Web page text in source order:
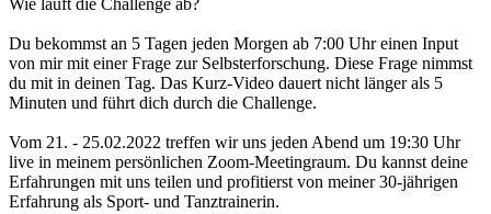
Wie läuft die Challenge ab?
Du bekommst an 5 Tagen jeden Morgen ab 7:00 Uhr einen Input
von mir mit einer Frage zur Selbsterforschung. Diese Frage nimmst
du mit in deinen Tag. Das Kurz-Video dauert nicht länger als 5
Minuten und führt dich durch die Challenge.
Vom 21. - 25.02.2022 treffen wir uns jeden Abend um 19:30 Uhr
live in meinem persönlichen Zoom-Meetingraum. Du kannst deine
Erfahrungen mit uns teilen und profitierst von meiner 30-jährigen
Erfahrung als Sport- und Tanztrainerin.